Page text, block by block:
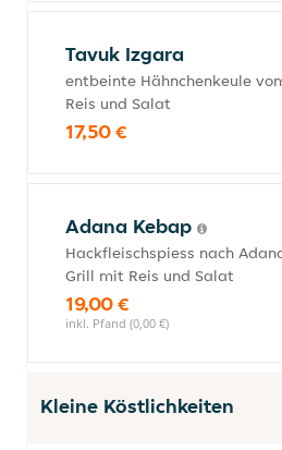
Tavuk Izgara
entbeinte Hähnchenkeule
Reis und Salat
17,50 €
Adana Kebap
Hackfleischspiess nach
Grill mit Reis und Salat
19,00 €
inkl. Pfand (0,00 €)
Kleine Köstlichkeiten